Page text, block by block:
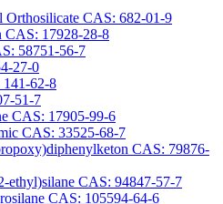
Orthosilicate CAS: 682-01-9
CAS: 17928-28-8
58751-56-7
27-0
141-62-8
51-7
CAS: 17905-99-6
CAS: 33525-68-7
CAS: 79876-
ethyl)silane CAS: 94847-57-7
CAS: 105594-64-6